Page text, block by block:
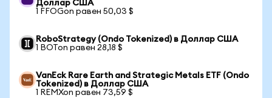
Доллар США
1 FFOGon равен 50,03 $
RoboStrategy (Ondo Tokenized) в Доллар США
1 BOTon равен 28,18 $
VanEck Rare Earth and Strategic Metals ETF (Ondo
Tokenized) в Доллар США
1 REMXon равен 73,59 $